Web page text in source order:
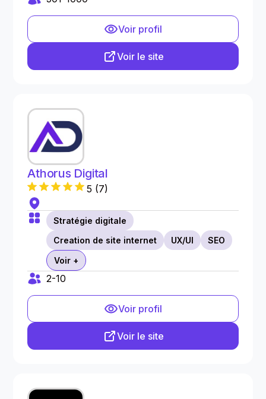
Voir profil
Voir le site
Athorus Digital
5 (7)
Stratégie digitale
Creation de site internet
UX/UI
SEO
Voir +
2-10
Voir profil
Voir le site